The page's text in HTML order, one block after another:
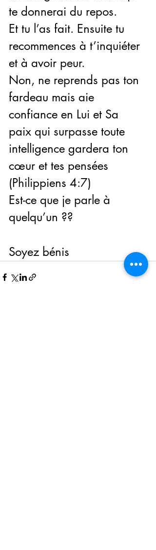
te donnerai du repos.
Et tu l’as fait. Ensuite tu
recommences à t’inquiéter
et à avoir peur.
Non, ne reprends pas ton
fardeau mais aie
confiance en Lui et Sa
paix qui surpasse toute
intelligence gardera ton
cœur et tes pensées
(Philippiens 4:7)
Est-ce que je parle à
quelqu’un ??
Soyez bénis